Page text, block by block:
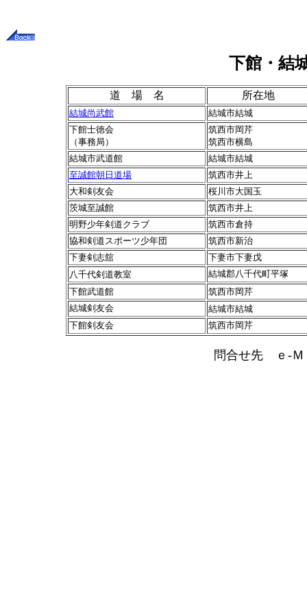
下館・結
道 場 名 所在地
結城尚武館
結城市結城
下館士徳会
（事務局）
筑西市岡芹
筑西市横島
結城市武道館
結城市結城
至誠館朝日道場
筑西市井上
大和剣友会
桜川市大国玉
茨城至誠館
筑西市井上
明野少年剣道クラブ
筑西市倉持
協和剣道スポーツ少年団
筑西市新治
下妻剣志舘
下妻市下妻戊
八千代剣道教室
結城郡八千代町平塚
下館武道館
筑西市岡芹
結城剣友会
結城市結城
下館剣友会
筑西市岡芹
問合せ先 ｅ-Ｍ